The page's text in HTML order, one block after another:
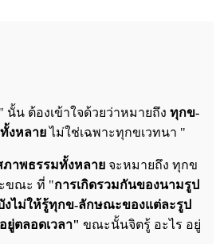
" นั้น ต้องเข้าใจด้วยว่าหมายถึง ทุกข-
งหลายไม่ใช่เฉพาะทุกขเวทนา "
าพธรรมทั้งหลาย จะหมายถึง ทุกข
ขณะ ที่ "การเกิดรวมกันของนามรูป
งไม่ให้รู้ทุกข-ลักษณะของแต่ละรูป
ยู่ตลอดเวลา" ขณะนั้นจิตรู้ อะไร อยู่